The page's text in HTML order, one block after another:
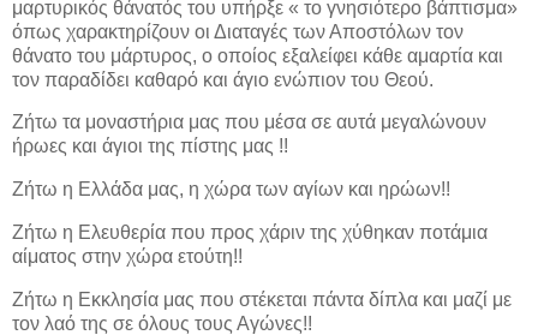
μαρτυρικός θάνατός του υπήρξε « το γνησιότερο βάπτισμα»
όπως χαρακτηρίζουν οι Διαταγές των Αποστόλων τον
θάνατο του μάρτυρος, ο οποίος εξαλείφει κάθε αμαρτία και
τον παραδίδει καθαρό και άγιο ενώπιον του Θεού.
Ζήτω τα μοναστήρια μας που μέσα σε αυτά μεγαλώνουν
ήρωες και άγιοι της πίστης μας !!
Ζήτω η Ελλάδα μας, η χώρα των αγίων και ηρώων!!
Ζήτω η Ελευθερία που προς χάριν της χύθηκαν ποτάμια
αίματος στην χώρα ετούτη!!
Ζήτω η Εκκλησία μας που στέκεται πάντα δίπλα και μαζί με
τον λαό της σε όλους τους Αγώνες!!